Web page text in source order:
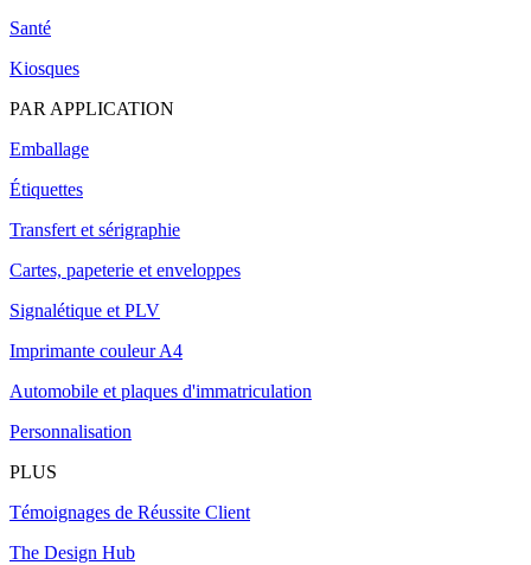
Santé
Kiosques
PAR APPLICATION
Emballage
Étiquettes
Transfert et sérigraphie
Cartes, papeterie et enveloppes
Signalétique et PLV
Imprimante couleur A4
Automobile et plaques d'immatriculation
Personnalisation
PLUS
Témoignages de Réussite Client
The Design Hub